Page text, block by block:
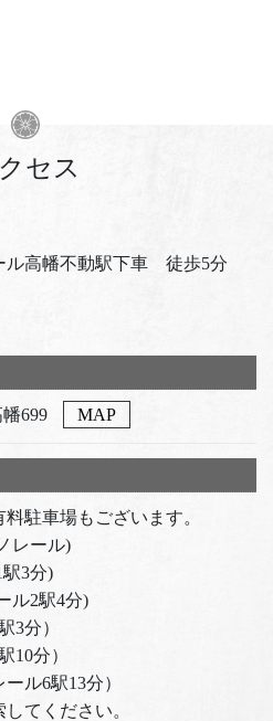
セス
ル高幡不動駅下車 徒歩5分
699 MAP
駐車場もございます。
レール)
駅3分)
ル2駅4分)
3分）
10分）
ル6駅13分）
てください。